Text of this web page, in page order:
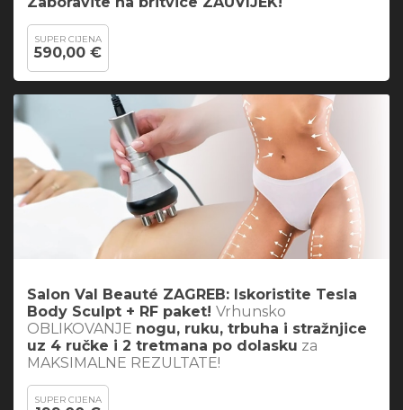
SUPER CIJENA
590,00 €
Salon Val Beauté ZAGREB: Iskoristite Tesla
Body Sculpt + RF paket! Vrhunsko
OBLIKOVANJE nogu, ruku, trbuha i stražnjice
uz 4 ručke i 2 tretmana po dolasku za
MAKSIMALNE REZULTATE!
SUPER CIJENA